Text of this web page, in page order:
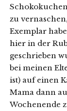
zu
Exemplar
hier in der
geschrieben
bei meinen
ist) auf einen
Mama dann
Wochenende